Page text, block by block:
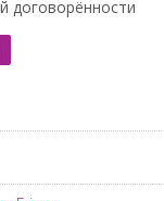
договорённости